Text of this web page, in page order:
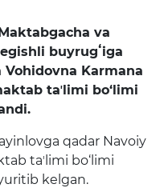
tizim
va
buyrugʻiga
Karmana
taʼlimi bo‘limi
qadar Navoiy
taʼlimi bo‘limi
kelgan.